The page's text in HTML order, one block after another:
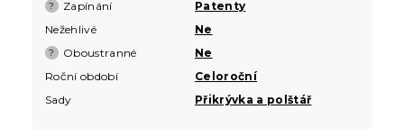
? Zapínání
Patenty
Nežehlivé
Ne
? Oboustranné
Ne
Roční období
Celoroční
Sady
Přikrývka a polštář